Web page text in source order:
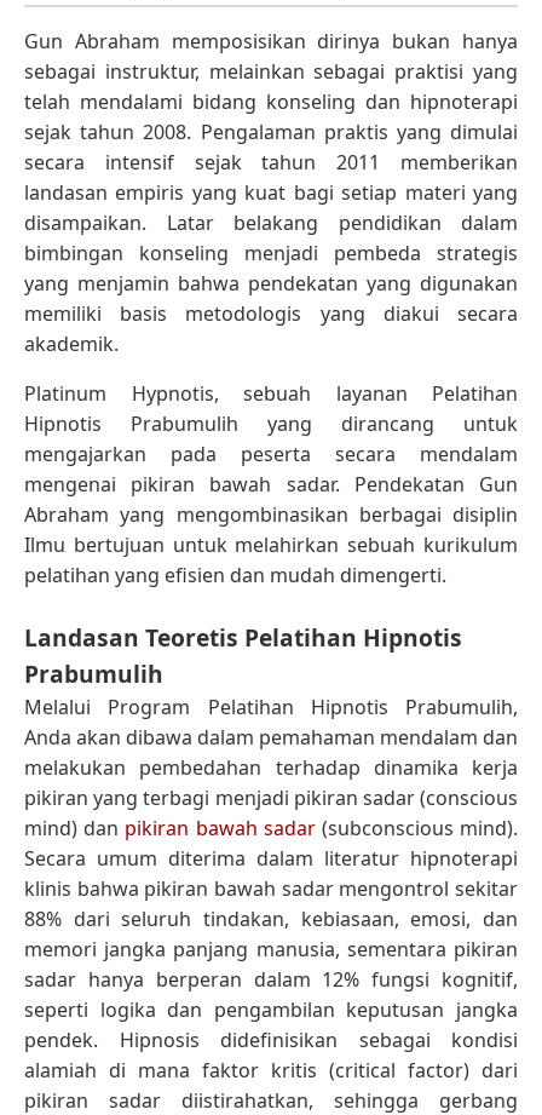
Gun Abraham memposisikan dirinya bukan hanya
sebagai instruktur, melainkan sebagai praktisi yang
telah mendalami bidang konseling dan hipnoterapi
sejak tahun 2008. Pengalaman praktis yang dimulai
secara intensif sejak tahun 2011 memberikan
landasan empiris yang kuat bagi setiap materi yang
disampaikan. Latar belakang pendidikan dalam
bimbingan konseling menjadi pembeda strategis
yang menjamin bahwa pendekatan yang digunakan
memiliki basis metodologis yang diakui secara
akademik.
Platinum Hypnotis, sebuah layanan Pelatihan
Hipnotis Prabumulih yang dirancang untuk
mengajarkan pada peserta secara mendalam
mengenai pikiran bawah sadar. Pendekatan Gun
Abraham yang mengombinasikan berbagai disiplin
Ilmu bertujuan untuk melahirkan sebuah kurikulum
pelatihan yang efisien dan mudah dimengerti.
Landasan Teoretis Pelatihan Hipnotis
Prabumulih
Melalui Program Pelatihan Hipnotis Prabumulih,
Anda akan dibawa dalam pemahaman mendalam dan
melakukan pembedahan terhadap dinamika kerja
pikiran yang terbagi menjadi pikiran sadar (conscious
mind) dan pikiran bawah sadar(subconscious mind).
Secara umum diterima dalam literatur hipnoterapi
klinis bahwa pikiran bawah sadar mengontrol sekitar
88% dari seluruh tindakan, kebiasaan, emosi, dan
memori jangka panjang manusia, sementara pikiran
sadar hanya berperan dalam 12% fungsi kognitif,
seperti logika dan pengambilan keputusan jangka
pendek. Hipnosis didefinisikan sebagai kondisi
alamiah di mana faktor kritis (critical factor) dari
pikiran sadar diistirahatkan, sehingga gerbang